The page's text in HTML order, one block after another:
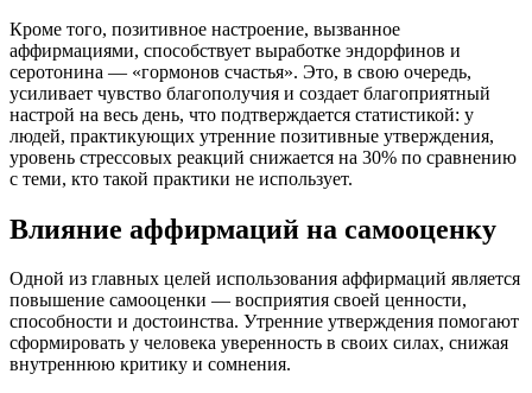
Кроме того, позитивное настроение, вызванное
аффирмациями, способствует выработке эндорфинов и
серотонина — «гормонов счастья». Это, в свою очередь,
усиливает чувство благополучия и создает благоприятный
настрой на весь день, что подтверждается статистикой: у
людей, практикующих утренние позитивные утверждения,
уровень стрессовых реакций снижается на 30% по сравнению
с теми, кто такой практики не использует.
Влияние аффирмаций на самооценку
Одной из главных целей использования аффирмаций является
повышение самооценки — восприятия своей ценности,
способности и достоинства. Утренние утверждения помогают
сформировать у человека уверенность в своих силах, снижая
внутреннюю критику и сомнения.